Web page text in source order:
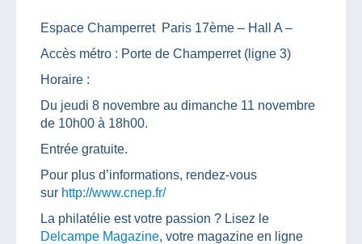
Espace Champerret Paris 17ème – Hall A –
Accès métro : Porte de Champerret (ligne 3)
Horaire :
Du jeudi 8 novembre au dimanche 11 novembre
de 10h00 à 18h00.
Entrée gratuite.
Pour plus d’informations, rendez-vous
sur http://www.cnep.fr/
La philatélie est votre passion ? Lisez le
Delcampe Magazine, votre magazine en ligne